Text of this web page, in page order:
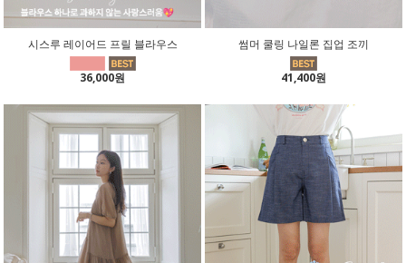
시스루 레이어드 프릴 블라우스
36,000원
썸머 쿨링 나일론 집업 조끼
41,400원